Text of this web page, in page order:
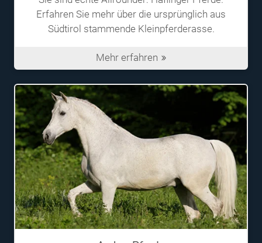
Erfahren Sie mehr über die ursprünglich aus
Südtirol stammende Kleinpferderasse.
Mehr erfahren